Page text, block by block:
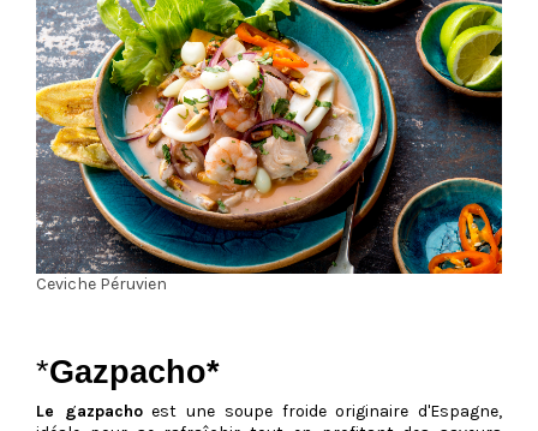
Ceviche Péruvien
*Gazpacho*
Le gazpachoest une soupe froide originaire d'Espagne,